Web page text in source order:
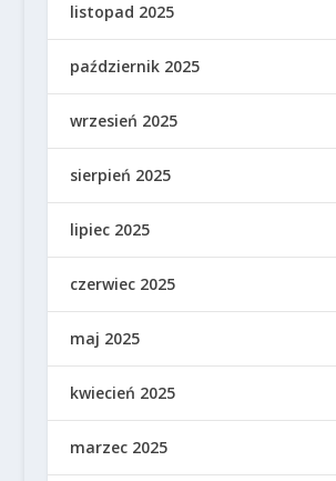
listopad 2025
październik 2025
wrzesień 2025
sierpień 2025
lipiec 2025
czerwiec 2025
maj 2025
kwiecień 2025
marzec 2025